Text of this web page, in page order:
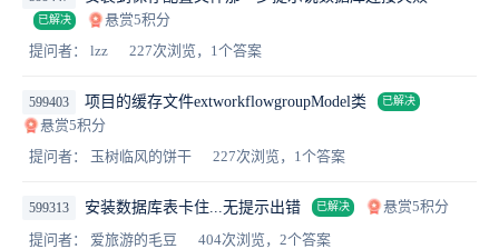
已解决
悬赏5积分
提问者： lzz
227次浏览，1个答案
599403 项目的缓存文件extworkflowgroupModel类 已解决
悬赏5积分
提问者： 玉树临风的饼干
227次浏览，1个答案
599313 安装数据库表卡住...无提示出错 已解决
悬赏5积分
提问者： 爱旅游的毛豆
404次浏览，2个答案